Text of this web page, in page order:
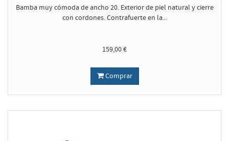
Bamba muy cómoda de ancho 20. Exterior de piel natural y cierre
con cordones. Contrafuerte en la...
159,00 €
Comprar